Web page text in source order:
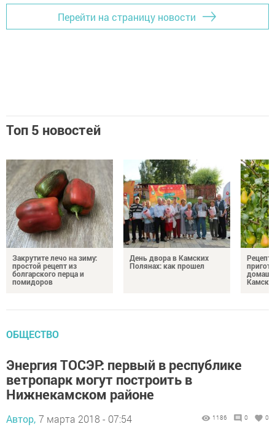
Перейти на страницу новости
Топ 5 новостей
Закрутите лечо на зиму:
простой рецепт из
болгарского перца и
помидоров
День двора в Камских
Полянах: как прошел
ОБЩЕСТВО
Энергия ТОСЭР: первый в республике
ветропарк могут построить в
Нижнекамском районе
Автор, 7 марта 2018 - 07:54 1186 0 0